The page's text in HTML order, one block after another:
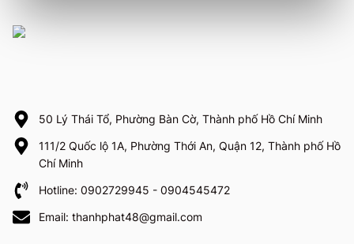
50 Lý Thái Tổ, Phường Bàn Cờ, Thành phố Hồ Chí Minh
111/2 Quốc lộ 1A, Phường Thới An, Quận 12, Thành phố Hồ
Chí Minh
Hotline: 0902729945 - 0904545472
Email: thanhphat48@gmail.com